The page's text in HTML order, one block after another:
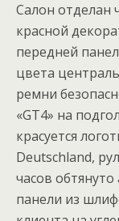
Салон отделан
красной
передней
цвета
ремни
«GT4» на
красуется
Deutschland,
часов
панели из